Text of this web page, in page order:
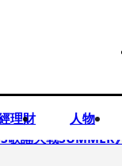
理財 人物
謠大戰SUMMER